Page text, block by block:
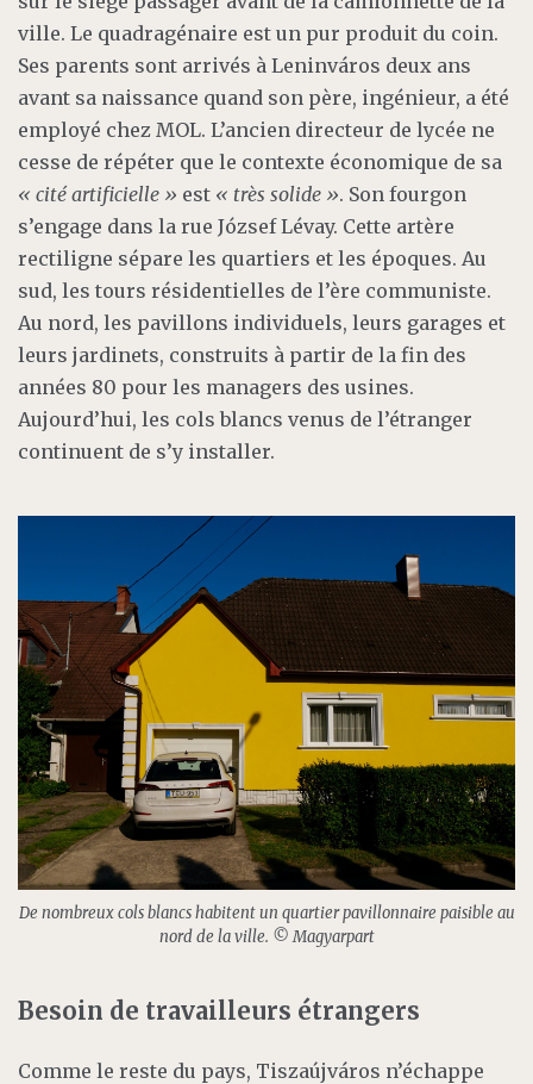
ville. Le quadragénaire est un pur produit du coin.
Ses parents sont arrivés à Leninváros deux ans
avant sa naissance quand son père, ingénieur, a été
employé chez MOL. L’ancien directeur de lycée ne
cesse de répéter que le contexte économique de sa
« cité artificielle » est « très solide ». Son fourgon
s’engage dans la rue József Lévay. Cette artère
rectiligne sépare les quartiers et les époques. Au
sud, les tours résidentielles de l’ère communiste.
Au nord, les pavillons individuels, leurs garages et
leurs jardinets, construits à partir de la fin des
années 80 pour les managers des usines.
Aujourd’hui, les cols blancs venus de l’étranger
continuent de s’y installer.
De nombreux cols blancs habitent un quartier pavillonnaire paisible au
nord de la ville. © Magyarpart
Besoin de travailleurs étrangers
Comme le reste du pays, Tiszaújváros n’échappe